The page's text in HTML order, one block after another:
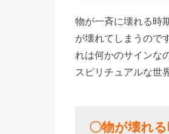
› 〇物が
壊れる時
のタイミ
ング
分がやっ
物が一斉に壊れる時
が壊れてしまうので
れは何かのサインな
スピリチュアルな世
〇物が壊れ